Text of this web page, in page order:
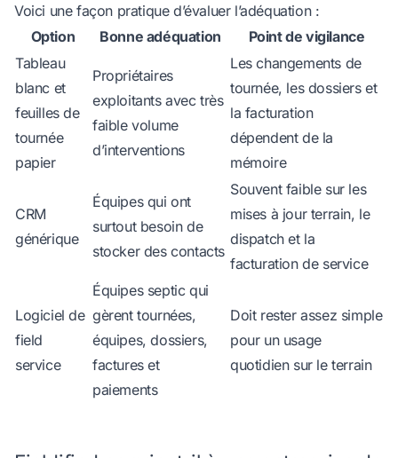
Voici une façon pratique d’évaluer l’adéquation :
Option
Bonne adéquation
Point de vigilance
Tableau
blanc et
feuilles de
tournée
papier
Propriétaires
exploitants avec très
faible volume
d’interventions
Les changements de
tournée, les dossiers et
la facturation
dépendent de la
mémoire
CRM
générique
Équipes qui ont
surtout besoin de
stocker des contacts
Souvent faible sur les
mises à jour terrain, le
dispatch et la
facturation de service
Logiciel de
field
service
Équipes septic qui
gèrent tournées,
équipes, dossiers,
factures et
paiements
Doit rester assez simple
pour un usage
quotidien sur le terrain